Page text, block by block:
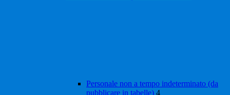
Personale non a tempo indeterminato (da
pubblicare in tabelle) 4